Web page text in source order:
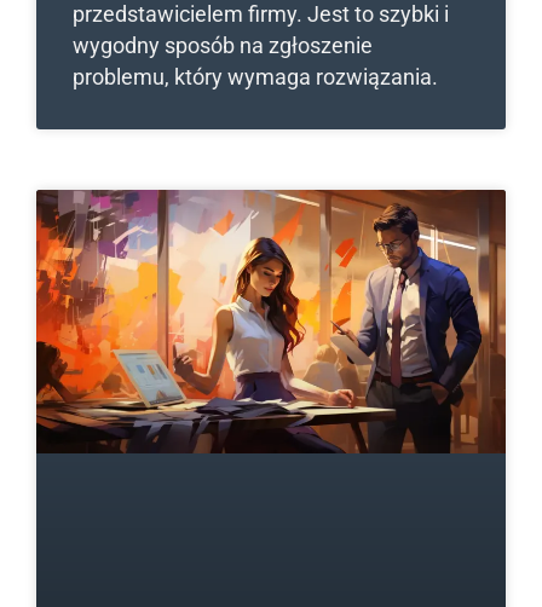
przedstawicielem firmy. Jest to szybki i
wygodny sposób na zgłoszenie
problemu, który wymaga rozwiązania.